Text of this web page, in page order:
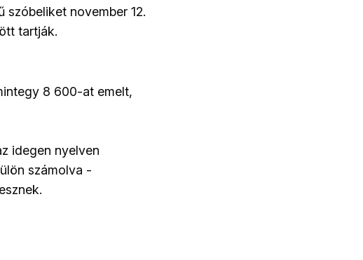
szóbeliket november 12.
tartják.
8 600-at emelt,
idegen nyelven
számolva -